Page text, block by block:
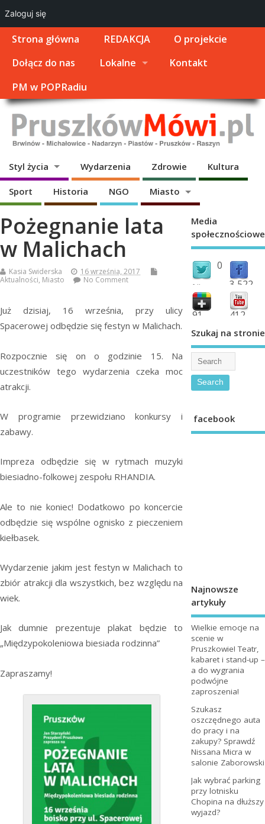
Strona główna REDAKCJA
O projekcie
Dołącz do nas
Lokalne
Kontakt
PM w POPRadiu
Styl życia Wydarzenia Zdrowie Kultura
Sport Historia NGO Miasto
Pożegnanie lata
w Malichach
Kasia Swiderska
16 września, 2017
Aktualności, Miasto No Comment
Już dzisiaj, 16 września, przy ulicy
Spacerowej odbędzie się festyn w Malichach.
Rozpocznie się on o godzinie 15. Na
uczestników tego wydarzenia czeka moc
atrakcji.
W programie przewidziano konkursy i
zabawy.
Impreza odbędzie się w rytmach muzyki
biesiadno-folkowej zespołu RHANDIA.
Ale to nie koniec! Dodatkowo po koncercie
odbędzie się wspólne ognisko z pieczeniem
kiełbasek.
Wydarzenie jakim jest festyn w Malichach to
zbiór atrakcji dla wszystkich, bez względu na
wiek.
Jak dumnie prezentuje plakat będzie to
„Międzypokoleniowa biesiada rodzinna”
Zapraszamy!
Media
społecznościowe
0
followers 3,522
fans
91 412
Szukaj na stronie
facebook
Najnowsze
artykuły
Wielkie emocje na
scenie w
Pruszkowie! Teatr,
kabaret i stand-up –
a do wygrania
podwójne
zaproszenia!
Szukasz
oszczędnego auta
do pracy i na
zakupy? Sprawdź
Nissana Micra w
salonie Zaborowski
Jak wybrać parking
przy lotnisku
Chopina na dłuższy
wyjazd?
Zaloguj się